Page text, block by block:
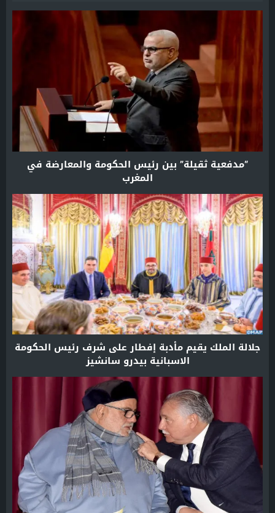
“مدفعية ثقيلة” بين رئيس الحكومة والمعارضة في
المغرب
جلالة الملك يقيم مأدبة إفطار على شرف رئيس الحكومة
الاسبانية بيدرو سانشيز